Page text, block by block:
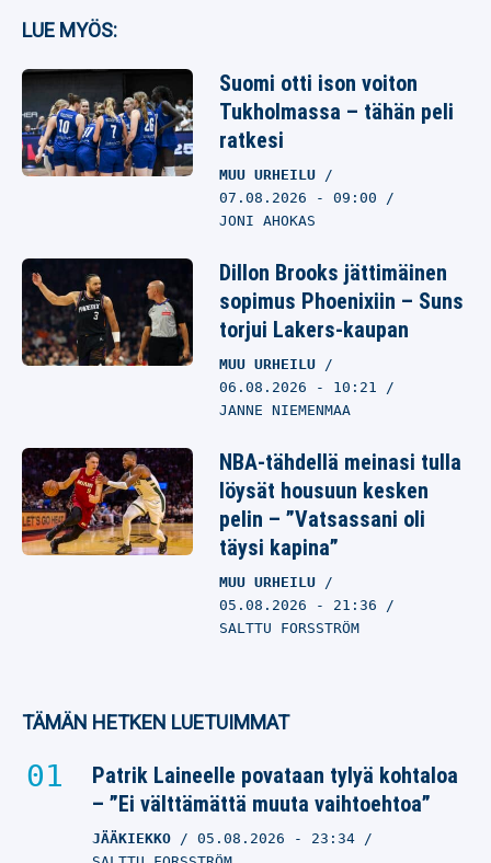
LUE MYÖS:
Suomi otti ison voiton
Tukholmassa – tähän peli
ratkesi
MUU URHEILU
07.08.2026 - 09:00
JONI AHOKAS
Dillon Brooks jättimäinen
sopimus Phoenixiin – Suns
torjui Lakers-kaupan
MUU URHEILU
06.08.2026 - 10:21
JANNE NIEMENMAA
NBA-tähdellä meinasi tulla
löysät housuun kesken
pelin – ”Vatsassani oli
täysi kapina”
MUU URHEILU
05.08.2026 - 21:36
SALTTU FORSSTRÖM
TÄMÄN HETKEN LUETUIMMAT
Patrik Laineelle povataan tylyä kohtaloa
– ”Ei välttämättä muuta vaihtoehtoa”
JÄÄKIEKKO 05.08.2026 - 23:34